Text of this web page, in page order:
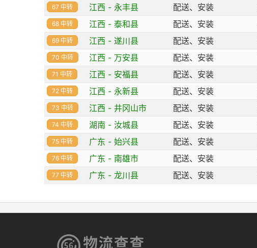
67 中转 江西 - 永丰县 配送、安装
68 中转 江西 - 泰和县 配送、安装
69 中转 江西 - 遂川县 配送、安装
70 中转 江西 - 万安县 配送、安装
71 中转 江西 - 安福县 配送、安装
72 中转 江西 - 永新县 配送、安装
73 中转 江西 - 井冈山市 配送、安装
74 中转 湖南 - 汝城县 配送、安装
75 中转 广东 - 始兴县 配送、安装
76 中转 广东 - 南雄市 配送、安装
77 中转 广东 - 龙川县 配送、安装